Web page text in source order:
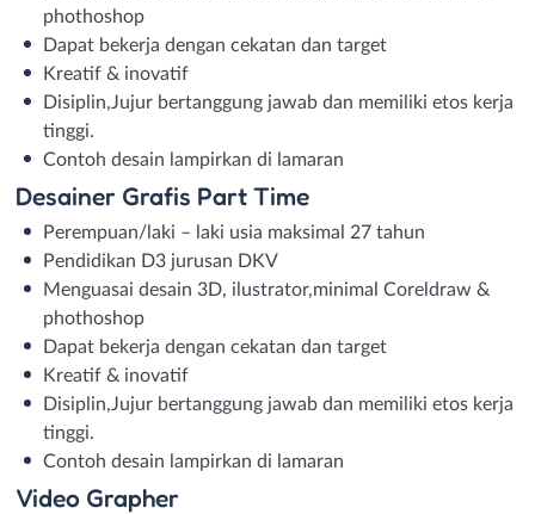
phothoshop
Dapat bekerja dengan cekatan dan target
Kreatif & inovatif
Disiplin,Jujur bertanggung jawab dan memiliki etos kerja
tinggi.
Contoh desain lampirkan di lamaran
Desainer Grafis Part Time
Perempuan/laki – laki usia maksimal 27 tahun
Pendidikan D3 jurusan DKV
Menguasai desain 3D, ilustrator,minimal Coreldraw &
phothoshop
Dapat bekerja dengan cekatan dan target
Kreatif & inovatif
Disiplin,Jujur bertanggung jawab dan memiliki etos kerja
tinggi.
Contoh desain lampirkan di lamaran
Video Grapher